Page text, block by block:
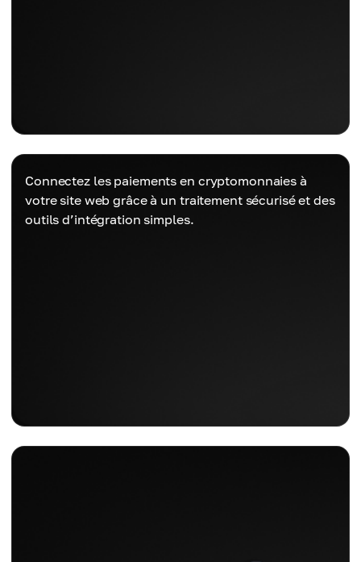
Connectez les paiements en cryptomonnaies à
votre site web grâce à un traitement sécurisé et des
outils d’intégration simples.